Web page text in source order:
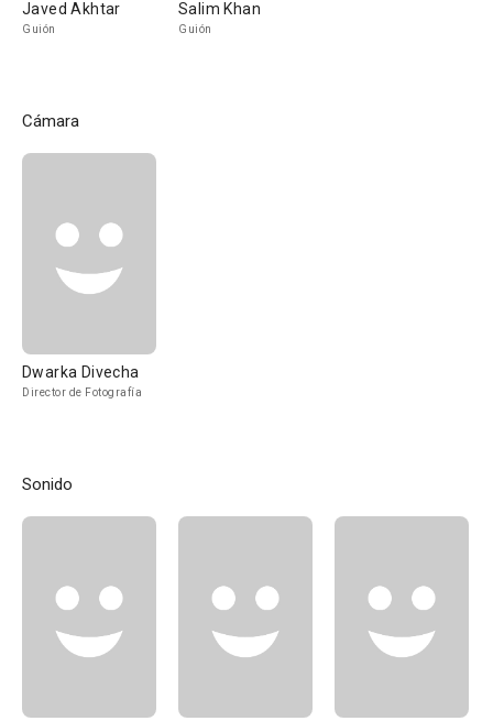
Javed Akhtar
Guión
Salim Khan
Guión
Cámara
Dwarka Divecha
Director de Fotografía
Sonido